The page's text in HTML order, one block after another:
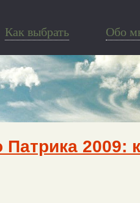
Как выбрать Обо
Патрика 2009: